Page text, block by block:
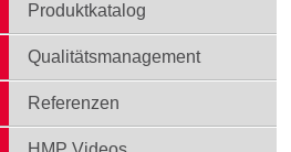
Produktkatalog
Qualitätsmanagement
Referenzen